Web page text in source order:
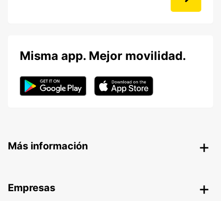
Misma app. Mejor movilidad.
Más información
Empresas